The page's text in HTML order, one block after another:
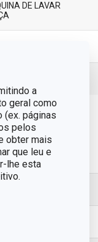
a
geral como
(ex. páginas
pelos
obter mais
que leu e
lhe esta
DE LAVAR
DO CONJUNTO